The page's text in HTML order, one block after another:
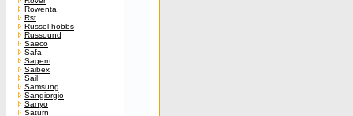
Rowenta
Rst
Russel-hobbs
Russound
Saeco
Safa
Sagem
Saibex
Sail
Samsung
Sangiorgio
Sanyo
Saturn